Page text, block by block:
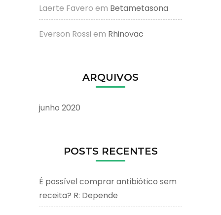
Laerte Favero em Betametasona
Everson Rossi em Rhinovac
ARQUIVOS
junho 2020
POSTS RECENTES
É possível comprar antibiótico sem
receita? R: Depende